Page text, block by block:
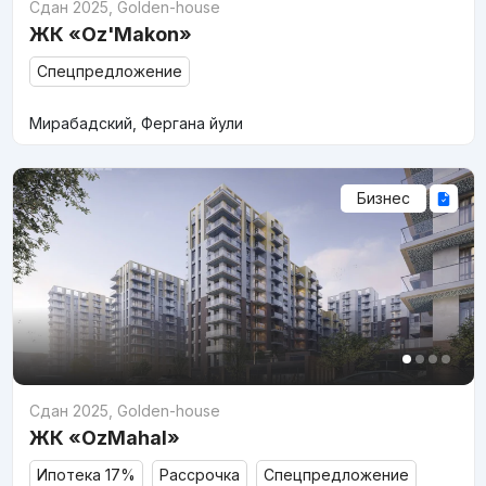
Сдан 2025 Golden-house
ЖК «Oz'Makon»
Спецпредложение
Мирабадский, Фергана йули
Бизнес
Сдан 2025 Golden-house
ЖК «OzMahal»
Ипотека 17% Рассрочка Спецпредложение